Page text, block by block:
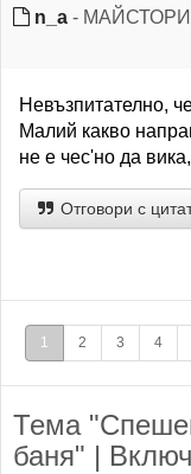
n_a -
Невъзпитателно,
Малий какво
не е чес'но да
Отговори с
1 2 3 4
Тема
баня" |